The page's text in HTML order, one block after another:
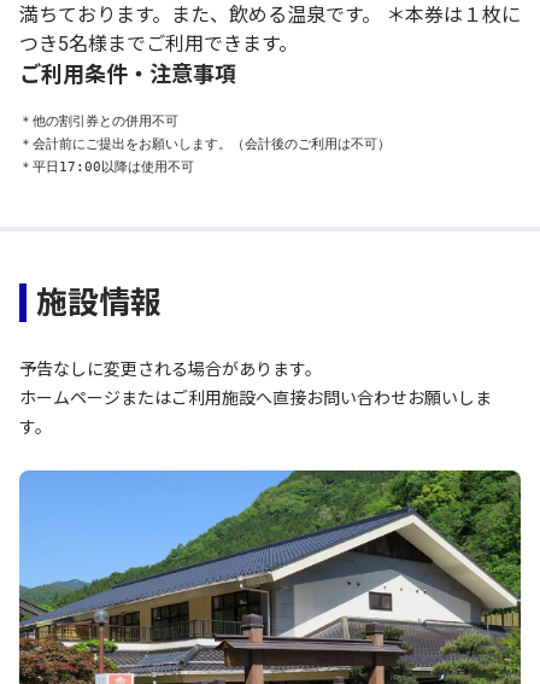
満ちております。また、飲める温泉です。 ＊本券は１枚に
つき5名様までご利用できます。
ご利用条件・注意事項
＊他の割引券との併用不可
＊会計前にご提出をお願いします。（会計後のご利用は不可）
＊平日17:00以降は使用不可
施設情報
予告なしに変更される場合があります。
ホームページまたはご利用施設へ直接お問い合わせお願いしま
す。